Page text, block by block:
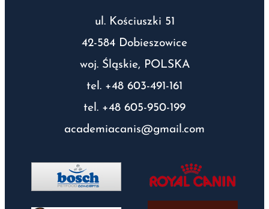
ul. Kościuszki 51
42-584 Dobieszowice
woj. Śląskie, POLSKA
tel. +48 603-491-161
tel. +48 605-950-199
academiacanis@gmail.com